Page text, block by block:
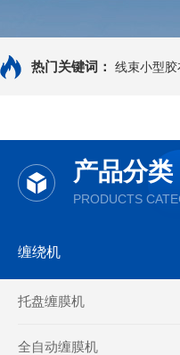
热门关键词： 线束小型
产品分类
PRODUCTS
缠绕机
托盘缠膜机
全自动缠膜机